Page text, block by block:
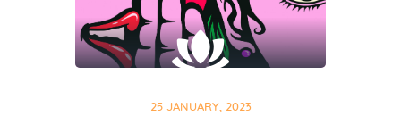
25 JANUARY, 2023